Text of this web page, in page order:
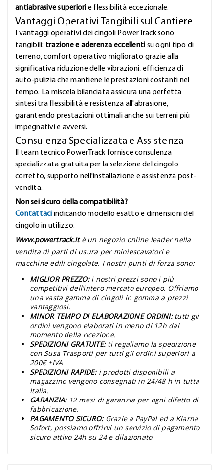
antiabrasive superiori e flessibilità eccezionale.
Vantaggi Operativi Tangibili sul Cantiere
I vantaggi operativi dei cingoli PowerTrack sono
tangibili: trazione e aderenza eccellenti su ogni tipo di
terreno, comfort operativo migliorato grazie alla
significativa riduzione delle vibrazioni, efficienza di
auto-pulizia che mantiene le prestazioni costanti nel
tempo. La miscela bilanciata assicura una perfetta
sintesi tra flessibilità e resistenza all'abrasione,
garantendo prestazioni ottimali anche sui terreni più
impegnativi e avversi.
Consulenza Specializzata e Assistenza
Il team tecnico PowerTrack fornisce consulenza
specializzata gratuita per la selezione del cingolo
corretto, supporto nell'installazione e assistenza post-
vendita.
Non sei sicuro della compatibilità?
Contattaci indicando modello esatto e dimensioni del
cingolo in utilizzo.
Www.powertrack.it è un negozio online leader nella
vendita di parti di usura per miniescavatori e
macchine edili cingolate. I nostri punti di forza sono:
MIGLIOR PREZZO: i nostri prezzi sono i più
competitivi dell’intero mercato europeo. Offriamo
una vasta gamma di cingoli in gomma a prezzi
vantaggiosi.
MINOR TEMPO DI ELABORAZIONE ORDINI: tutti gli
ordini vengono elaborati in meno di 12h dal
momento della ricezione.
SPEDIZIONI GRATUITE: ti regaliamo la spedizione
con Susa Trasporti per tutti gli ordini superiori a
200€ +IVA
SPEDIZIONI RAPIDE: i prodotti disponibili a
magazzino vengono consegnati in 24/48 h in tutta
Italia.
GARANZIA: 12 mesi di garanzia per ogni difetto di
fabbricazione.
PAGAMENTO SICURO: Grazie a PayPal ed a Klarna
Sofort, possiamo offrirvi un servizio di pagamento
sicuro attivo 24h su 24 e dilazionato.